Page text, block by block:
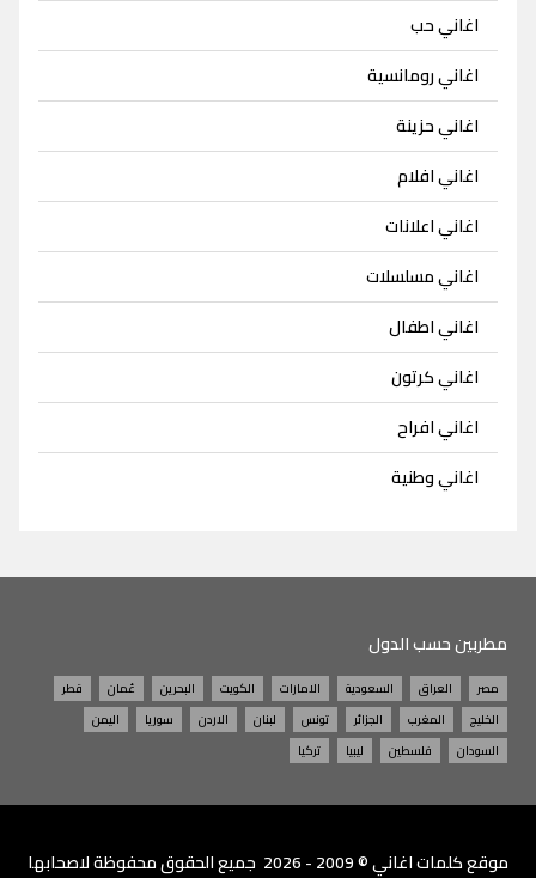
اغاني حب
اغاني رومانسية
اغاني حزينة
اغاني افلام
اغاني اعلانات
اغاني مسلسلات
اغاني اطفال
اغاني كرتون
اغاني افراح
اغاني وطنية
مطربين حسب الدول
مصر العراق السعودية الامارات الكويت البحرين عُمان
قطر
الخليج
المغرب الجزائر تونس لبنان الاردن سوريا
اليمن
السودان
فلسطين ليبيا تركيا
موقعكلمات اغاني
© 2009 - 2026 جميع الحقوق محفوظة لاصحابها